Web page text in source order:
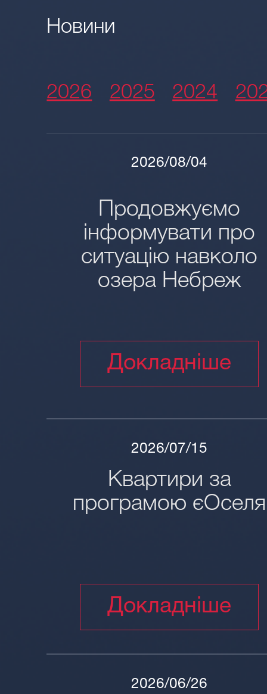
Новини
2026 2025 2024
2026/08/04
Продовжуємо
інформувати про
ситуацію навколо
озера Небреж
Докладніше
2026/07/15
Квартири за
програмою єОселя
Докладніше
2026/06/26